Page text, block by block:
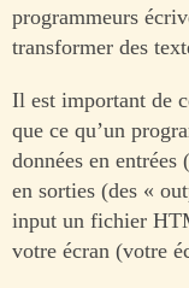
programmeurs
transformer des
Il est important de
que ce qu’un
données en
en sorties (des «
input un fichier
votre écran (votre